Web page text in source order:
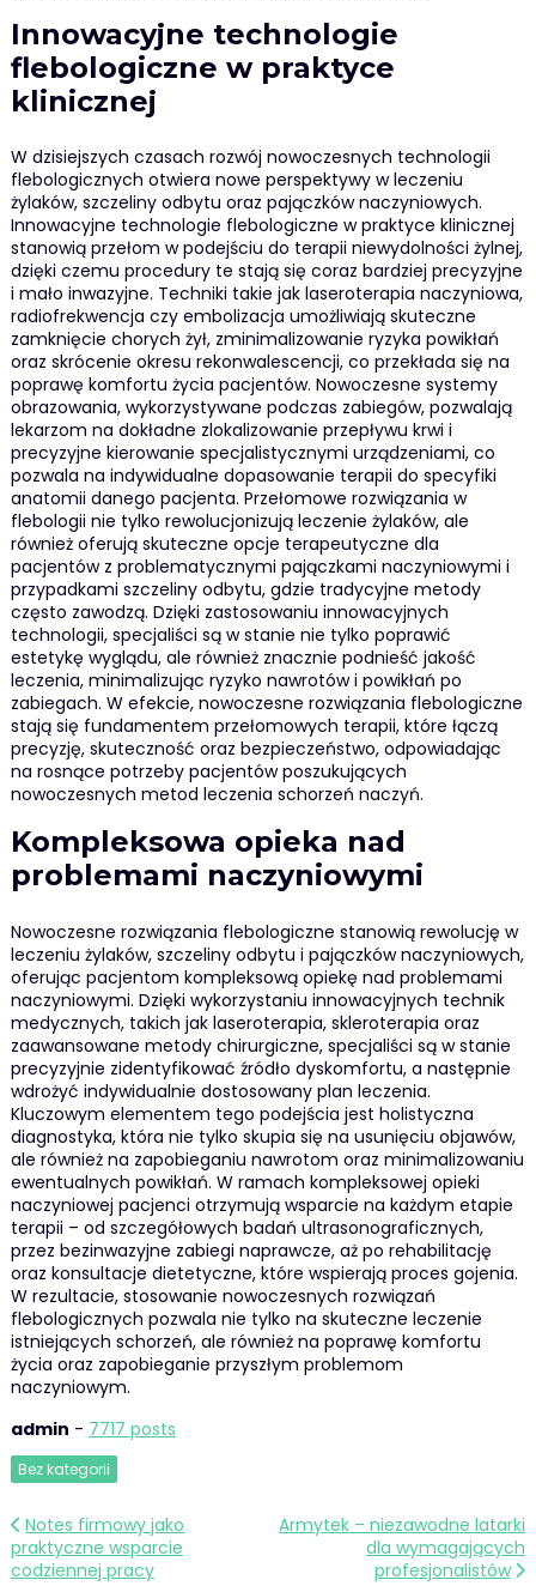
Innowacyjne technologie
flebologiczne w praktyce
klinicznej
W dzisiejszych czasach rozwój nowoczesnych technologii
flebologicznych otwiera nowe perspektywy w leczeniu
żylaków, szczeliny odbytu oraz pajączków naczyniowych.
Innowacyjne technologie flebologiczne w praktyce klinicznej
stanowią przełom w podejściu do terapii niewydolności żylnej,
dzięki czemu procedury te stają się coraz bardziej precyzyjne
i mało inwazyjne. Techniki takie jak laseroterapia naczyniowa,
radiofrekwencja czy embolizacja umożliwiają skuteczne
zamknięcie chorych żył, zminimalizowanie ryzyka powikłań
oraz skrócenie okresu rekonwalescencji, co przekłada się na
poprawę komfortu życia pacjentów. Nowoczesne systemy
obrazowania, wykorzystywane podczas zabiegów, pozwalają
lekarzom na dokładne zlokalizowanie przepływu krwi i
precyzyjne kierowanie specjalistycznymi urządzeniami, co
pozwala na indywidualne dopasowanie terapii do specyfiki
anatomii danego pacjenta. Przełomowe rozwiązania w
flebologii nie tylko rewolucjonizują leczenie żylaków, ale
również oferują skuteczne opcje terapeutyczne dla
pacjentów z problematycznymi pajączkami naczyniowymi i
przypadkami szczeliny odbytu, gdzie tradycyjne metody
często zawodzą. Dzięki zastosowaniu innowacyjnych
technologii, specjaliści są w stanie nie tylko poprawić
estetykę wyglądu, ale również znacznie podnieść jakość
leczenia, minimalizując ryzyko nawrotów i powikłań po
zabiegach. W efekcie, nowoczesne rozwiązania flebologiczne
stają się fundamentem przełomowych terapii, które łączą
precyzję, skuteczność oraz bezpieczeństwo, odpowiadając
na rosnące potrzeby pacjentów poszukujących
nowoczesnych metod leczenia schorzeń naczyń.
Kompleksowa opieka nad
problemami naczyniowymi
Nowoczesne rozwiązania flebologiczne stanowią rewolucję w
leczeniu żylaków, szczeliny odbytu i pajączków naczyniowych,
oferując pacjentom kompleksową opiekę nad problemami
naczyniowymi. Dzięki wykorzystaniu innowacyjnych technik
medycznych, takich jak laseroterapia, skleroterapia oraz
zaawansowane metody chirurgiczne, specjaliści są w stanie
precyzyjnie zidentyfikować źródło dyskomfortu, a następnie
wdrożyć indywidualnie dostosowany plan leczenia.
Kluczowym elementem tego podejścia jest holistyczna
diagnostyka, która nie tylko skupia się na usunięciu objawów,
ale również na zapobieganiu nawrotom oraz minimalizowaniu
ewentualnych powikłań. W ramach kompleksowej opieki
naczyniowej pacjenci otrzymują wsparcie na każdym etapie
terapii – od szczegółowych badań ultrasonograficznych,
przez bezinwazyjne zabiegi naprawcze, aż po rehabilitację
oraz konsultacje dietetyczne, które wspierają proces gojenia.
W rezultacie, stosowanie nowoczesnych rozwiązań
flebologicznych pozwala nie tylko na skuteczne leczenie
istniejących schorzeń, ale również na poprawę komfortu
życia oraz zapobieganie przyszłym problemom
naczyniowym.
admin - 7717 posts
Bez kategorii
Nawigacja
wpisu
Notes firmowy jako
praktyczne wsparcie
codziennej pracy
Armytek – niezawodne latarki
dla wymagających
profesjonalistów